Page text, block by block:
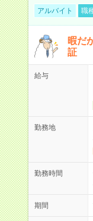
アルバイト 職
暇だ
証
給与
勤務地
勤務時間
期間